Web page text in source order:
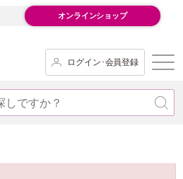
オンラインショップ
ログイン･会員登録